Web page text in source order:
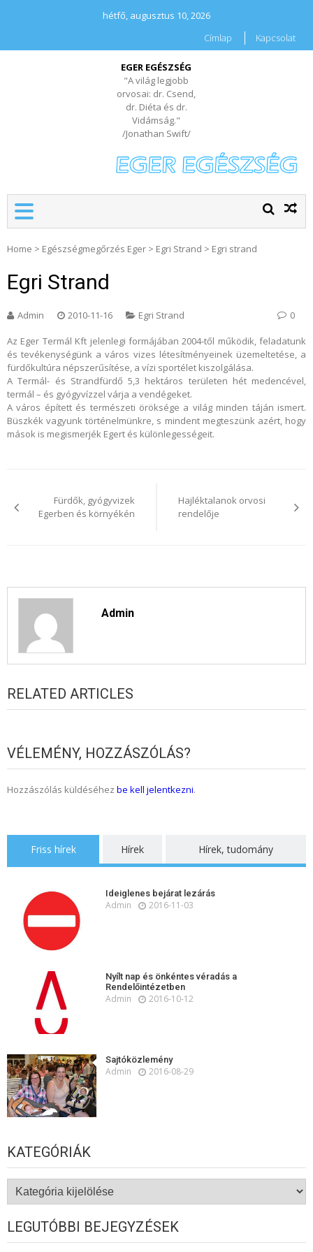
hétfő, augusztus 10, 2026
Címlap
Kapcsolat
EGER EGÉSZSÉG
"A világ legjobb
orvosai: dr. Csend,
dr. Diéta és dr.
Vidámság."
/Jonathan Swift/
Home > Egészségmegőrzés Eger > Egri Strand > Egri strand
Egri Strand
Admin 2010-11-16 Egri Strand 0
Az Eger Termál Kft jelenlegi formájában 2004-től működik, feladatunk
és tevékenységünk a város vizes létesítményeinek üzemeltetése, a
fürdőkultúra népszerűsítése, a vízi sportélet kiszolgálása.
A Termál- és Strandfürdő 5,3 hektáros területen hét medencével,
termál – és gyógyvízzel várja a vendégeket.
A város épített és természeti öröksége a világ minden táján ismert.
Büszkék vagyunk történelmünkre, s mindent megteszünk azért, hogy
mások is megismerjék Egert és különlegességeit.
navigációFürdők, gyógyvizek
Egerben és környékén
Hajléktalanok orvosi
rendelője
Admin
RELATED ARTICLES
VÉLEMÉNY, HOZZÁSZÓLÁS?
Hozzászólás küldéséhez be kell jelentkezni.
Friss hírek Hírek Hírek, tudomány
Ideiglenes bejárat lezárás
Admin 2016-11-03
Nyílt nap és önkéntes véradás a
Rendelőintézetben
Admin 2016-10-12
Sajtóközlemény
Admin 2016-08-29
KATEGÓRIÁK
Kategóriák
LEGUTÓBBI BEJEGYZÉSEK